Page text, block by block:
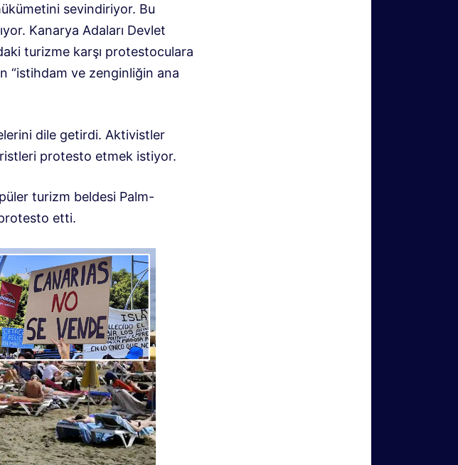
sevindiriyor. Bu
Kanarya Adaları Devlet
turizme karşı protestoculara
“istihdam ve zenginliğin ana
dile getirdi. Aktivistler
protesto etmek istiyor.
turizm beldesi Palm-
etti.